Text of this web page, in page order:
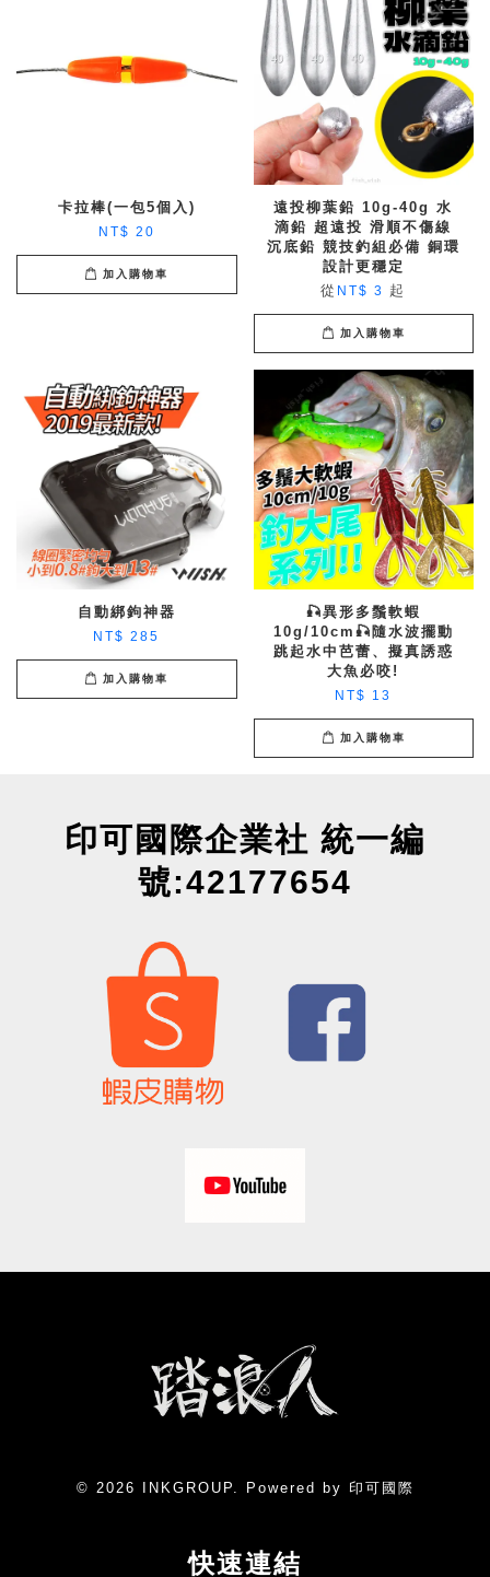
卡拉棒(一包5個入)
NT$ 20
加入購物車
遠投柳葉鉛 10g-40g 水
滴鉛 超遠投 滑順不傷線
沉底鉛 競技釣組必備 銅環
設計更穩定
從 NT$ 3 起
加入購物車
自動綁鉤神器
NT$ 285
加入購物車
🎣異形多鬚軟蝦
10g/10cm🎣隨水波擺動
跳起水中芭蕾、擬真誘惑
大魚必咬!
NT$ 13
加入購物車
印可國際企業社 統一編
號:42177654
© 2026 INKGROUP. Powered by 印可國際
快速連結